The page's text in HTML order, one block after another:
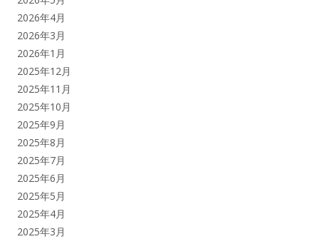
2026年4月
2026年3月
2026年1月
2025年12月
2025年11月
2025年10月
2025年9月
2025年8月
2025年7月
2025年6月
2025年5月
2025年4月
2025年3月